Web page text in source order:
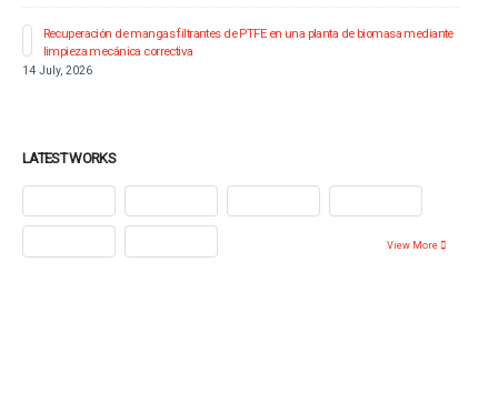
Recuperación de mangas filtrantes de PTFE en una planta de biomasa mediante
limpieza mecánica correctiva
14 July, 2026
LATEST WORKS
View More